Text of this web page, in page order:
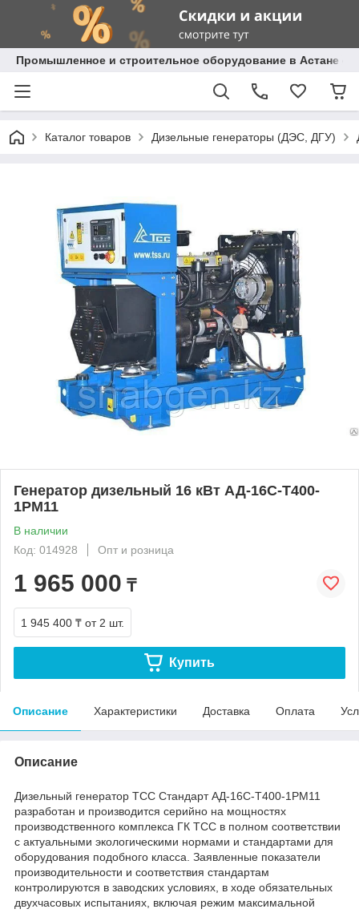
Промышленное и строительное оборудование в Астане с
Каталог товаров Дизельные генераторы (ДЭС, ДГУ)
Генератор дизельный 16 кВт АД-16С-Т400-
1РМ11
В наличии
Код: 014928
Опт и розница
1 965 000 ₸
1 945 400 ₸ от 2 шт.
Купить
Описание Характеристики Доставка Оплата
Описание
Дизельный генератор ТСС Стандарт АД-16С-Т400-1РМ11
разработан и производится серийно на мощностях
производственного комплекса ГК ТСС в полном соответствии
с актуальными экологическими нормами и стандартами для
оборудования подобного класса. Заявленные показатели
производительности и соответствия стандартам
контролируются в заводских условиях, в ходе обязательных
двухчасовых испытаниях, включая режим максимальной